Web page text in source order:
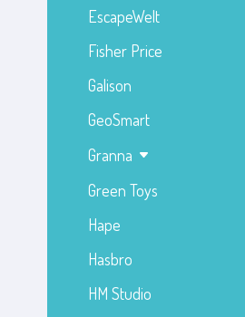
EscapeWelt
Fisher Price
Galison
GeoSmart
Granna
Green Toys
Hape
Hasbro
HM Studio